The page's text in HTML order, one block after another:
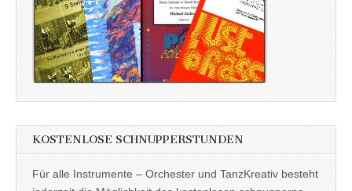
KOSTENLOSE SCHNUPPERSTUNDEN
Für alle Instrumente – Orchester und TanzKreativ besteht